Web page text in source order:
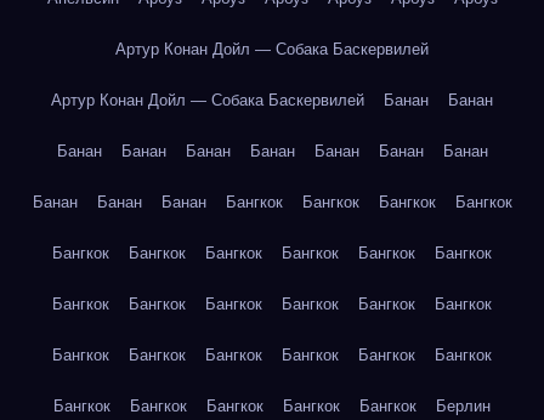
Артур Конан Дойл — Собака Баскервилей
Артур Конан Дойл — Собака Баскервилей Банан Банан
Банан Банан Банан Банан Банан Банан Банан
Банан Банан Банан Бангкок Бангкок Бангкок Бангкок
Бангкок Бангкок Бангкок Бангкок Бангкок Бангкок
Бангкок Бангкок Бангкок Бангкок Бангкок Бангкок
Бангкок Бангкок Бангкок Бангкок Бангкок Бангкок
Бангкок Бангкок Бангкок Бангкок Бангкок Берлин